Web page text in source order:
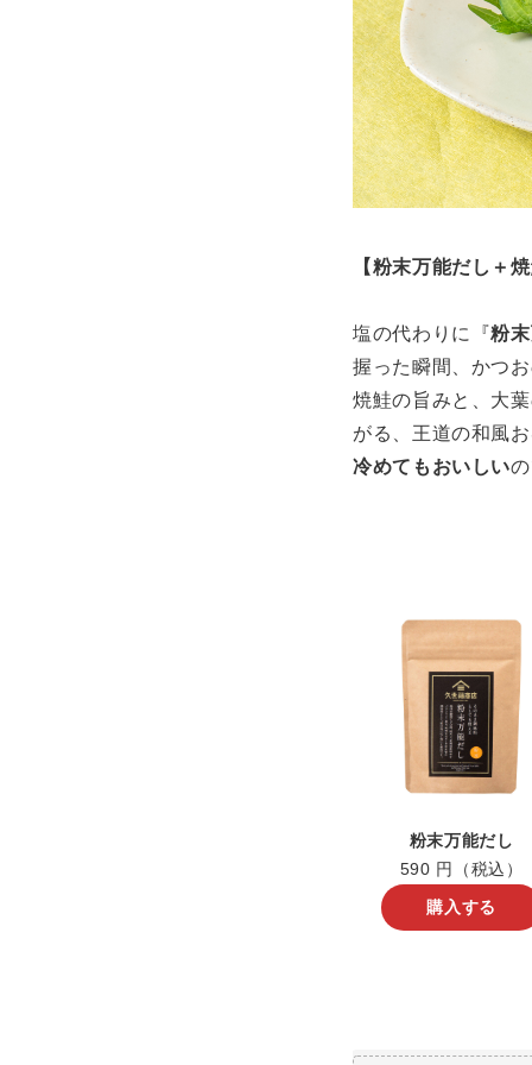
【粉末万能だし＋
塩の代わりに『粉
握った瞬間、かつ
焼鮭の旨みと、大
がる、王道の和風
冷めてもおいしい
粉末万能だし
590 円（税込）
購入する